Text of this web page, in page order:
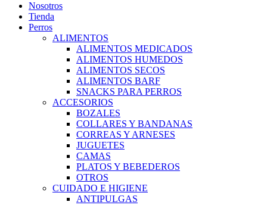
Nosotros
Tienda
Perros
ALIMENTOS
ALIMENTOS MEDICADOS
ALIMENTOS HUMEDOS
ALIMENTOS SECOS
ALIMENTOS BARF
SNACKS PARA PERROS
ACCESORIOS
BOZALES
COLLARES Y BANDANAS
CORREAS Y ARNESES
JUGUETES
CAMAS
PLATOS Y BEBEDEROS
OTROS
CUIDADO E HIGIENE
ANTIPULGAS